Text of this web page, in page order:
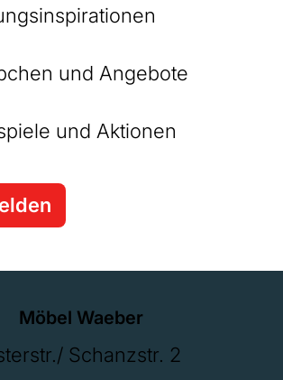
und Angebote
und Aktionen
Möbel Waeber
Schanzstr. 2